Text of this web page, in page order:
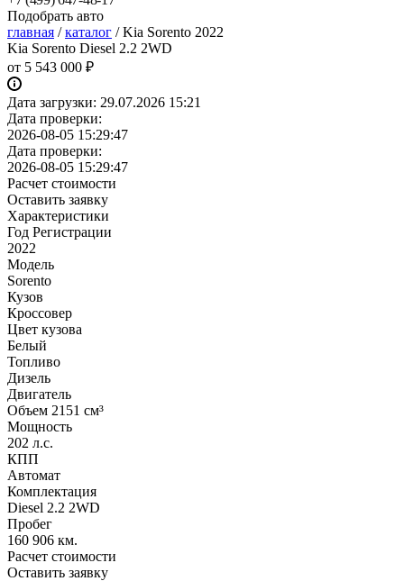
Подобрать авто
главная / каталог / Kia Sorento 2022
Kia Sorento Diesel 2.2 2WD
от 5 543 000 ₽
Дата загрузки: 29.07.2026 15:21
Дата проверки:
2026-08-05 15:29:47
Дата проверки:
2026-08-05 15:29:47
Расчет стоимости
Оставить заявку
Характеристики
Год Регистрации
2022
Модель
Sorento
Кузов
Кроссовер
Цвет кузова
Белый
Топливо
Дизель
Двигатель
Объем 2151 см³
Мощность
202 л.с.
КПП
Автомат
Комплектация
Diesel 2.2 2WD
Пробег
160 906 км.
Расчет стоимости
Оставить заявку